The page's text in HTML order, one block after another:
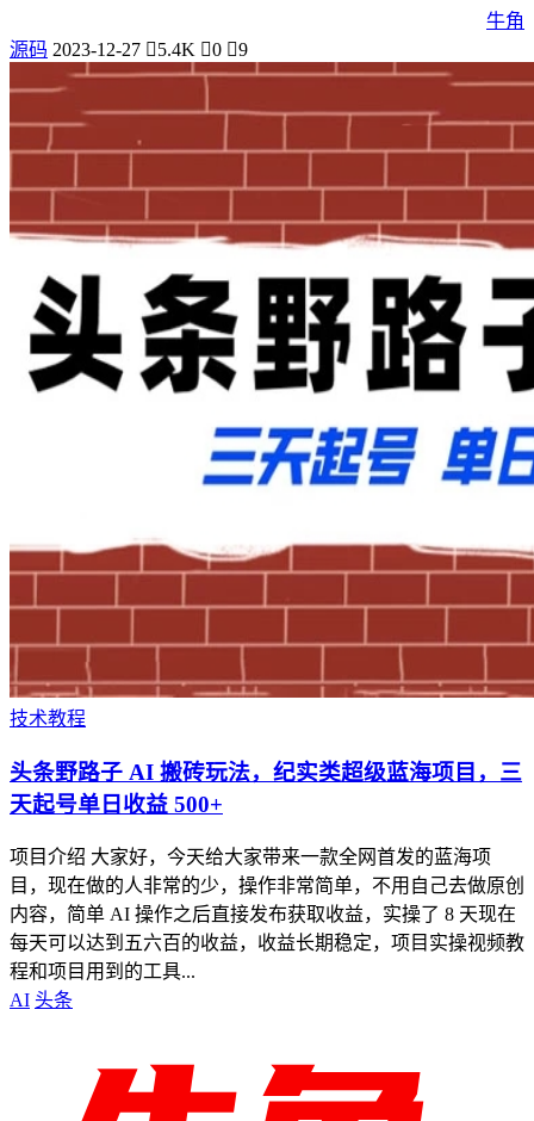
牛角
源码 2023-12-27 5.4K 0 9
技术教程
头条野路子 AI 搬砖玩法，纪实类超级蓝海项目，三
天起号单日收益 500+
项目介绍 大家好，今天给大家带来一款全网首发的蓝海项
目，现在做的人非常的少，操作非常简单，不用自己去做原创
内容，简单 AI 操作之后直接发布获取收益，实操了 8 天现在
每天可以达到五六百的收益，收益长期稳定，项目实操视频教
程和项目用到的工具...
AI 头条